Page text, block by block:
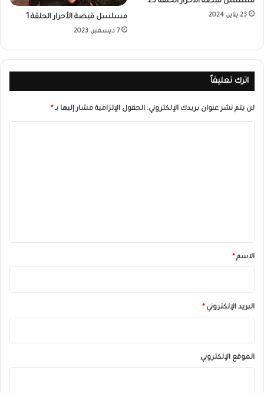
23 يناير، 2024 مسلسل قبضة الأحرار الحلقة 1
7 ديسمبر، 2023
اترك تعليقاً
لن يتم نشر عنوان بريدك الإلكتروني. الحقول الإلزامية مشار إليها بـ*
*الاسم*
البريد الإلكتروني*
الموقع الإلكتروني